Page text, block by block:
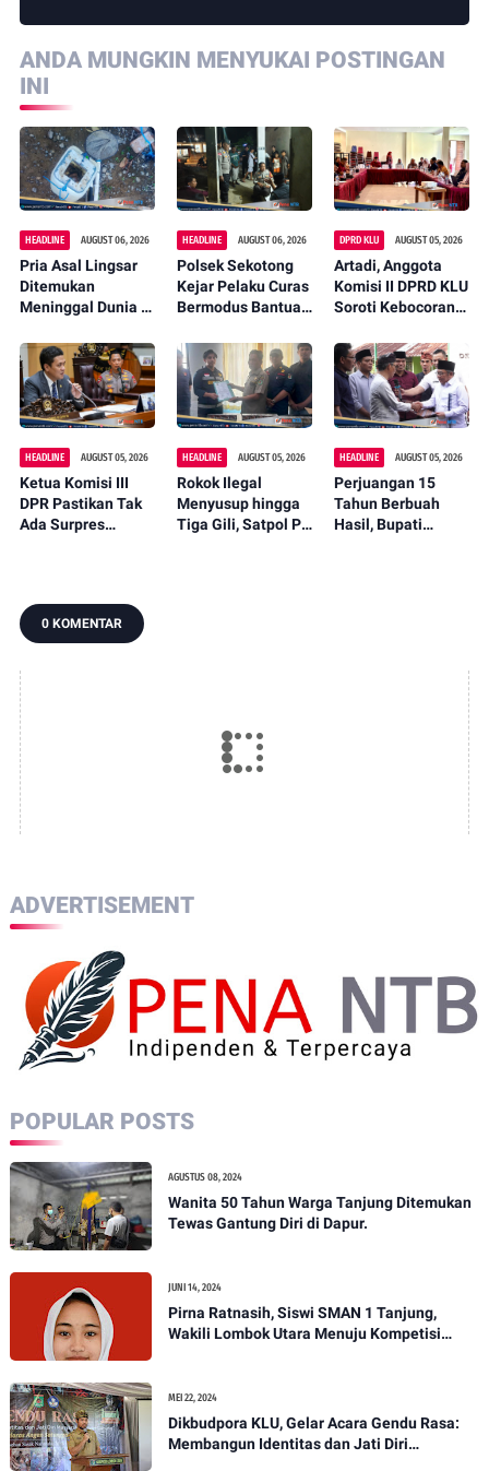
ANDA MUNGKIN MENYUKAI POSTINGAN
INI
HEADLINE AUGUST 06, 2026
Pria Asal Lingsar
Ditemukan
Meninggal Dunia di
Lembar Saat
Mencari Belut
HEADLINE AUGUST 06, 2026
Polsek Sekotong
Kejar Pelaku Curas
Bermodus Bantuan
Penculikan Anak
Dipastikan Hoaks
DPRD KLU AUGUST 05, 2026
Artadi, Anggota
Komisi II DPRD KLU
Soroti Kebocoran
Digitalisasi dan
Libatkan Kepala
Dusun
HEADLINE AUGUST 05, 2026
Ketua Komisi III
DPR Pastikan Tak
Ada Surpres
HEADLINE AUGUST 05, 2026
Rokok Ilegal
Menyusup hingga
Tiga Gili, Satpol PP
HEADLINE AUGUST 05, 2026
Perjuangan 15
Tahun Berbuah
Hasil, Bupati
0 KOMENTAR
ADVERTISEMENT
POPULAR POSTS
AGUSTUS 08, 2024
Wanita 50 Tahun Warga Tanjung Ditemukan
Tewas Gantung Diri di Dapur.
JUNI 14, 2024
Pirna Ratnasih, Siswi SMAN 1 Tanjung,
Wakili Lombok Utara Menuju Kompetisi
MEI 22, 2024
Dikbudpora KLU, Gelar Acara Gendu Rasa:
Membangun Identitas dan Jati Diri